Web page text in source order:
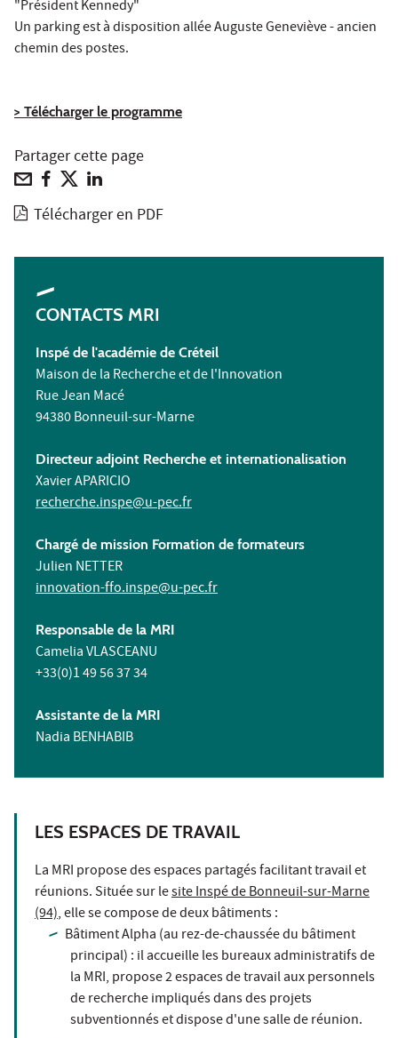
"Président Kennedy"
Un parking est à disposition allée Auguste Geneviève - ancien
chemin des postes.
> Télécharger le programme
Partager cette page
Télécharger en PDF
CONTACTS MRI
Inspé de l'académie de Créteil
Maison de la Recherche et de l'Innovation
Rue Jean Macé
94380 Bonneuil-sur-Marne
Directeur adjoint Recherche et internationalisation
Xavier APARICIO
recherche.inspe@u-pec.fr
Chargé de mission Formation de formateurs
Julien NETTER
innovation-ffo.inspe@u-pec.fr
Responsable de la MRI
Camelia VLASCEANU
+33(0)1 49 56 37 34
Assistante de la MRI
Nadia BENHABIB
LES ESPACES DE TRAVAIL
La MRI propose des espaces partagés facilitant travail et
réunions. Située sur lesite Inspé de Bonneuil-sur-Marne
(94), elle se compose de deux bâtiments :
Bâtiment Alpha (au rez-de-chaussée du bâtiment
principal) : il accueille les bureaux administratifs de
la MRI, propose 2 espaces de travail aux personnels
de recherche impliqués dans des projets
subventionnés et dispose d'une salle de réunion.